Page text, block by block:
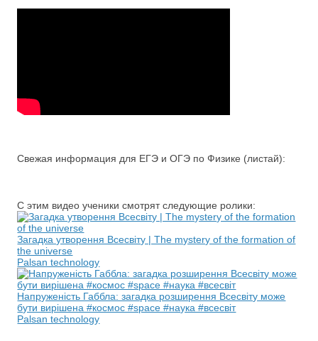
Свежая информация для ЕГЭ и ОГЭ по Физике (листай):
С этим видео ученики смотрят следующие ролики:
Загадка утворення Всесвіту | The mystery of the formation of
the universe
Palsan technology
Напруженість Габбла: загадка розширення Всесвіту може
бути вирішена #космос #space #наука #всесвіт
Palsan technology